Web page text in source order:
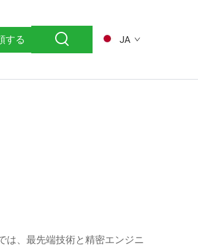
する JA
は、最先端技術と精密エンジニ